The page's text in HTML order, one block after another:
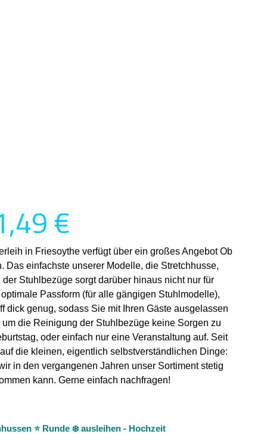
€
in Friesoythe verfügt über ein großes Angebot Ob
einfachste unserer Modelle, die Stretchhusse,
Stuhlbezüge sorgt darüber hinaus nicht nur für
Passform (für alle gängigen Stuhlmodelle),
dick genug, sodass Sie mit Ihren Gäste ausgelassen
die Reinigung der Stuhlbezüge keine Sorgen zu
oder einfach nur eine Veranstaltung auf. Seit
die kleinen, eigentlich selbstverständlichen Dinge:
in den vergangenen Jahren unser Sortiment stetig
kann. Gerne einfach nachfragen!
⭐ Runde ❄️ ausleihen - Hochzeit